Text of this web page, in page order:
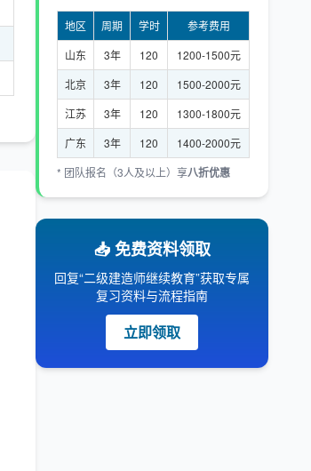
地区 周期 学时
参考费用
山东
3年 120
1200-1500元
北京
3年 120
1500-2000元
江苏
3年 120
1300-1800元
广东
3年 120
1400-2000元
* 团队报名（3人及以上）享八折优惠
📥 免费资料领取
回复“二级建造师继续教育”获取专属
复习资料与流程指南
立即领取